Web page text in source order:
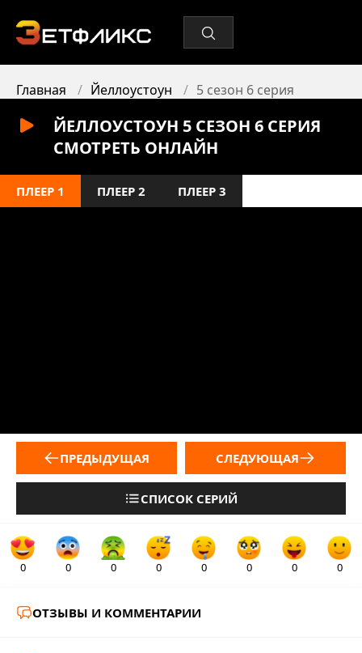
Главная Йеллоустоун 5 сезон 6 серия
ЙЕЛЛОУСТОУН 5 СЕЗОН 6 СЕРИЯ
СМОТРЕТЬ ОНЛАЙН
ПЛЕЕР 1 ПЛЕЕР 2 ПЛЕЕР 3
ПРЕДЫДУЩАЯ
СПИСОК СЕРИЙ
СЛЕДУЮЩАЯ
0 0 0 0 0 0 0 0
ОТЗЫВЫ И КОММЕНТАРИИ